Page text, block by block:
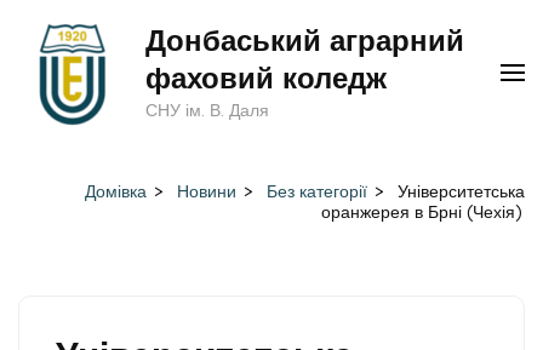
(натисніть
Донбаський аграрний
фаховий коледж
СНУ ім. В. Даля
Домівка > Новини > Без категорії >
Університетська
оранжерея в Брні (Чехія)